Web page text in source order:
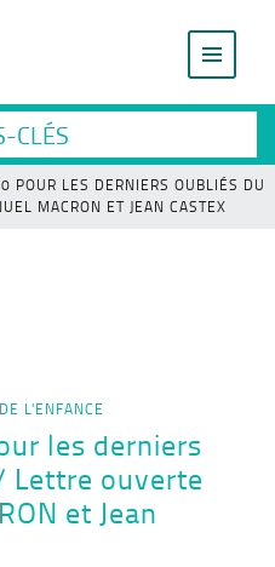
POUR LES DERNIERS OUBLIÉS DU
MACRON ET JEAN CASTEX
L'ENFANCE
les derniers
Lettre ouverte
et Jean